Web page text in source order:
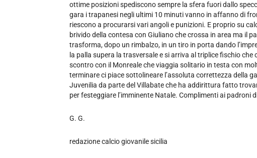
ottime posizioni spediscono sempre la sfera fuori dallo
gara i trapanesi negli ultimi 10 minuti vanno in affanno di
riescono a procurarsi vari angoli e punizioni. E proprio su
brivido della contesa con Giuliano che crossa in area ma il
trasforma, dopo un rimbalzo, in un tiro in porta dando
la palla supera la trasversale e si arriva al triplice fischio
scontro con il Monreale che viaggia solitario in testa con
terminare ci piace sottolineare l’assoluta correttezza della
Juvenilia da parte del Villabate che ha addirittura fatto
per festeggiare l’imminente Natale. Complimenti ai padroni
G. G.
redazione calcio giovanile sicilia